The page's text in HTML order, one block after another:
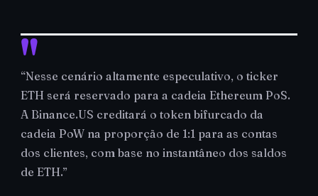
“Nesse cenário altamente especulativo, o ticker
ETH será reservado para a cadeia Ethereum PoS.
A Binance.US creditará o token bifurcado da
cadeia PoW na proporção de 1:1 para as contas
dos clientes, com base no instantâneo dos saldos
de ETH.”